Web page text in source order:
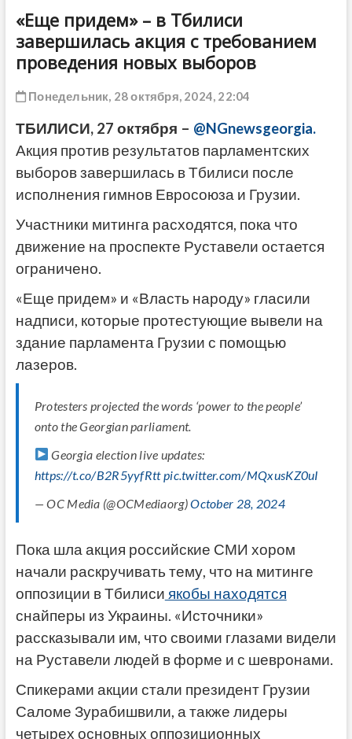
«Еще придем» – в Тбилиси
завершилась акция с требованием
проведения новых выборов
Понедельник, 28 октября, 2024, 22:04
ТБИЛИСИ, 27 октября – @NGnewsgeorgia.
Акция против результатов парламентских
выборов завершилась в Тбилиси после
исполнения гимнов Евросоюза и Грузии.
Участники митинга расходятся, пока что
движение на проспекте Руставели остается
ограничено.
«Еще придем» и «Власть народу» гласили
надписи, которые протестующие вывели на
здание парламента Грузии с помощью
лазеров.
Protesters projected the words ‘power to the people’
onto the Georgian parliament.
Georgia election live updates:
https://t.co/B2R5yyfRttpic.twitter.com/MQxusKZ0uI
— OC Media (@OCMediaorg)October 28, 2024
Пока шла акция российские СМИ хором
начали раскручивать тему, что на митинге
оппозиции в Тбилиси якобы находятся
снайперы из Украины. «Источники»
рассказывали им, что своими глазами видели
на Руставели людей в форме и с шевронами.
Спикерами акции стали президент Грузии
Саломе Зурабишвили, а также лидеры
четырех основных оппозиционных